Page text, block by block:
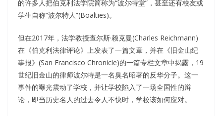
的许多人把伯克利法学院简称为“波尔特堂”，甚至还有校友或
学生自称“波尔特人”(Boalties)。
但在2017年，法学教授查尔斯·赖克曼(Charles Reichmann)
在《伯克利法律评论》上发表了一篇文章，并在《旧金山纪
事报》(San Francisco Chronicle)的一篇专栏文章中揭露，19
世纪旧金山的律师波尔特是一名臭名昭著的反华分子。这一
事件的曝光震动了学校，并让学校陷入了一场全国性的辩
论，即当历史名人的过去令人不快时，学校该如何应对。